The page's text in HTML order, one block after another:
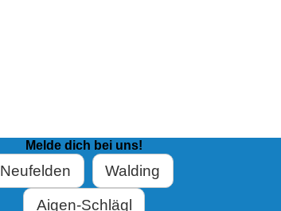
Melde dich bei uns!
Neufelden Walding
Aigen-Schlägl